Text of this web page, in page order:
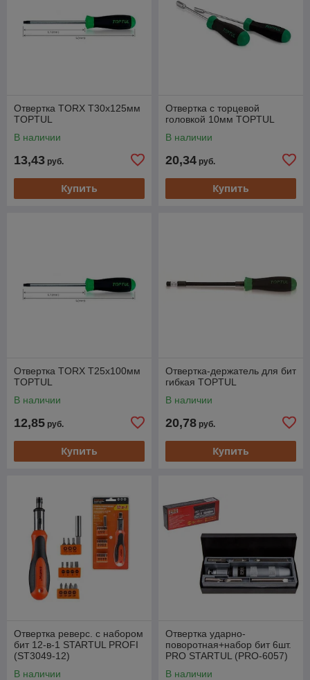
Отвертка TORX T30x125мм
TOPTUL
В наличии
13,43 руб.
Купить
Отвертка с торцевой
головкой 10мм TOPTUL
В наличии
20,34 руб.
Купить
Отвертка TORX T25x100мм
TOPTUL
В наличии
12,85 руб.
Купить
Отвертка-держатель для бит
гибкая TOPTUL
В наличии
20,78 руб.
Купить
Отвертка реверс. с набором
бит 12-в-1 STARTUL PROFI
(ST3049-12)
В наличии
Отвертка ударно-
поворотная+набор бит 6шт.
PRO STARTUL (PRO-6057)
кейсе)
В наличии